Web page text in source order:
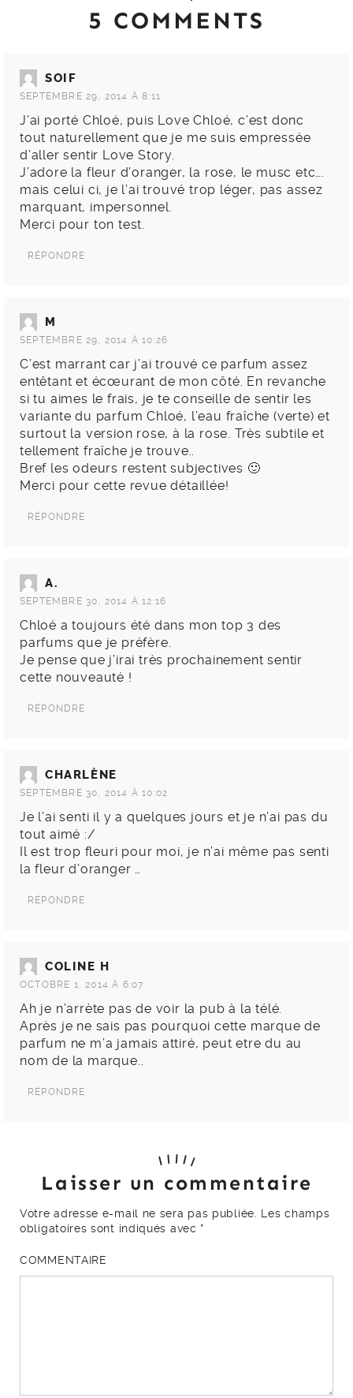
5 COMMENTS
SOIF
SEPTEMBRE 29, 2014 À 8:11
J’ai porté Chloé, puis Love Chloé, c’est donc
tout naturellement que je me suis empressée
d’aller sentir Love Story.
J’adore la fleur d’oranger, la rose, le musc etc….
mais celui ci, je l’ai trouvé trop léger, pas assez
marquant, impersonnel.
Merci pour ton test.
RÉPONDRE
M
SEPTEMBRE 29, 2014 À 10:26
C’est marrant car j’ai trouvé ce parfum assez
entêtant et écœurant de mon côté. En revanche
si tu aimes le frais, je te conseille de sentir les
variante du parfum Chloé, l’eau fraîche (verte) et
surtout la version rose, à la rose. Très subtile et
tellement fraîche je trouve..
Bref les odeurs restent subjectives 🙂
Merci pour cette revue détaillée!
RÉPONDRE
A.
SEPTEMBRE 30, 2014 À 12:16
Chloé a toujours été dans mon top 3 des
parfums que je préfère.
Je pense que j’irai très prochainement sentir
cette nouveauté !
RÉPONDRE
CHARLÈNE
SEPTEMBRE 30, 2014 À 10:02
Je l’ai senti il y a quelques jours et je n’ai pas du
tout aimé :/
Il est trop fleuri pour moi, je n’ai même pas senti
la fleur d’oranger …
RÉPONDRE
COLINE H
OCTOBRE 1, 2014 À 6:07
Ah je n’arrète pas de voir la pub à la télé.
Après je ne sais pas pourquoi cette marque de
parfum ne m’a jamais attiré, peut etre du au
nom de la marque..
RÉPONDRE
Laisser un commentaire
Votre adresse e-mail ne sera pas publiée.
Les champs
obligatoires sont indiqués avec *
COMMENTAIRE